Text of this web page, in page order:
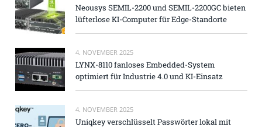
Neousys SEMIL-2200 und SEMIL-2200GC bieten
lüfterlose KI-Computer für Edge-Standorte
4. NOVEMBER 2025
LYNX-8110 fanloses Embedded-System
optimiert für Industrie 4.0 und KI-Einsatz
4. NOVEMBER 2025
Uniqkey verschlüsselt Passwörter lokal mit